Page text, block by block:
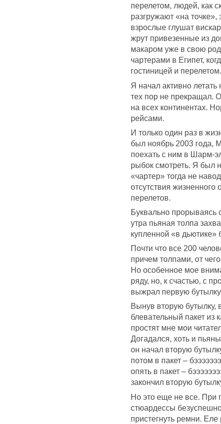
перелетом, людей, как
разгружают «на точке»,
взрослые глушат
жрут привезенные из
макаром уже в свою
чартерами в Египет,
гостиницей и перелетом.
Я начал активно
тех пор не прекращал.
на всех континентах.
рейсами.
И только один раз в
был ноябрь 2003 года,
поехать с ним в Шарм-
рыбок смотреть. Я был
«чартер» тогда не
отсутствия жизненного
перелетов.
Буквально прорываясь
утра пьяная толпа
купленной «в дьютике»
Почти что все 200
причем толпами, от
Но особенное мое
ряду, но, к счастью, с
выжрал первую
Вынув вторую бутылку,
блевательный пакет из
простят мне мои
Догадался, хоть и
он начал вторую
потом в пакет –
опять в пакет –
закончил вторую
Но это еще не все. При
стюардессы
пристегнуть ремни.